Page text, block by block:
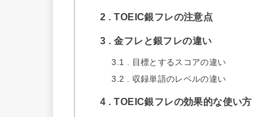
2 TOEIC銀フレの注意点
3 金フレと銀フレの違い
3.1
目標とするスコアの違い
3.2
収録単語のレベルの違い
4 TOEIC銀フレの効果的な使い方